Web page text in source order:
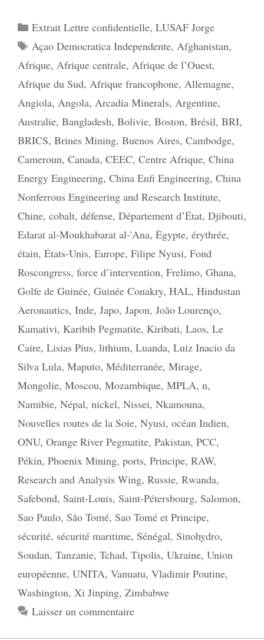
Catégories
Extrait Lettre confidentielle, LUSAF Jorge
Étiquettes
Açao Democratica Independente, Afghanistan,
Afrique, Afrique centrale, Afrique de l’Ouest,
Afrique du Sud, Afrique francophone, Allemagne,
Angiola, Angola, Arcadia Minerals, Argentine,
Australie, Bangladesh, Bolivie, Boston, Brésil, BRI,
BRICS, Brines Mining, Buenos Aires, Cambodge,
Cameroun, Canada, CEEC, Centre Afrique, China
Energy Engineering, China Enfi Engineering, China
Nonferrous Engineering and Research Institute,
Chine, cobalt, défense, Département d’État, Djibouti,
Edarat al-Moukhabarat al-'Ana, Égypte, érythrée,
étain, États-Unis, Europe, Filipe Nyusi, Fond
Roscongress, force d’intervention, Frelimo, Ghana,
Golfe de Guinée, Guinée Conakry, HAL, Hindustan
Aeronautics, Inde, Japo, Japon, João Lourenço,
Kamativi, Karibib Pegmatite, Kiribati, Laos, Le
Caire, Lisias Pius, lithium, Luanda, Luiz Inacio da
Silva Lula, Maputo, Méditerranée, Mirage,
Mongolie, Moscou, Mozambique, MPLA, n,
Namibie, Népal, nickel, Nissei, Nkamouna,
Nouvelles routes de la Soie, Nyusi, océan Indien,
ONU, Orange River Pegmatite, Pakistan, PCC,
Pékin, Phoenix Mining, ports, Principe, RAW,
Research and Analysis Wing, Russie, Rwanda,
Safebond, Saint-Louis, Saint-Pétersbourg, Salomon,
Sao Paulo, São Tomé, Sao Tomé et Principe,
sécurité, sécurité maritime, Sénégal, Sinohydro,
Soudan, Tanzanie, Tchad, Tipolis, Ukraine, Union
européenne, UNITA, Vanuatu, Vladimir Poutine,
Washington, Xi Jinping, Zimbabwe
Laisser un commentaire